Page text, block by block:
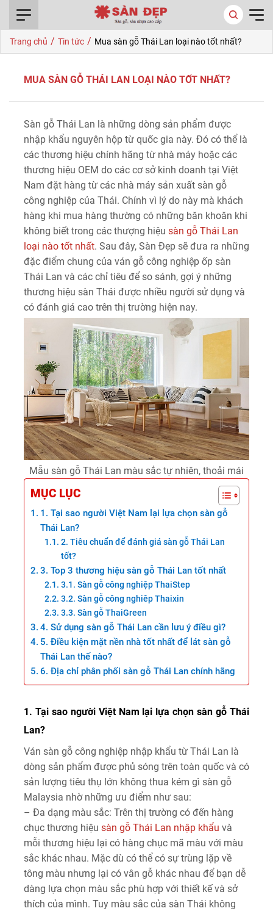
Trang chủ / Tin tức / Mua sàn gỗ Thái Lan loại nào tốt nhất?
MUA SÀN GỖ THÁI LAN LOẠI NÀO TỐT NHẤT?
Sàn gỗ Thái Lan là những dòng sản phẩm được
nhập khẩu nguyên hộp từ quốc gia này. Đó có thể là
các thương hiệu chính hãng từ nhà máy hoặc các
thương hiệu OEM do các cơ sở kinh doanh tại Việt
Nam đặt hàng từ các nhà máy sản xuất sàn gỗ
công nghiệp của Thái. Chính vì lý do này mà khách
hàng khi mua hàng thường có những băn khoăn khi
không biết trong các thượng hiệu sàn gỗ Thái Lan
loại nào tốt nhất. Sau đây, Sàn Đẹp sẽ đưa ra những
đặc điểm chung của ván gỗ công nghiệp ốp sàn
Thái Lan và các chỉ tiêu để so sánh, gợi ý những
thương hiệu sàn Thái được nhiều người sử dụng và
có đánh giá cao trên thị trường hiện nay.
Mẫu sàn gỗ Thái Lan màu sắc tự nhiên, thoải mái
MỤC LỤC
1. Tại sao người Việt Nam lại lựa chọn sàn gỗ
Thái Lan?
2. Tiêu chuẩn để đánh giá sàn gỗ Thái Lan
tốt?
3. Top 3 thương hiệu sàn gỗ Thái Lan tốt nhất
3.1. Sàn gỗ công nghiệp ThaiStep
3.2. Sàn gỗ công nghiêp Thaixin
3.3. Sàn gỗ ThaiGreen
4. Sử dụng sàn gỗ Thái Lan cần lưu ý điều gì?
5. Điều kiện mặt nền nhà tốt nhất để lát sàn gỗ
Thái Lan thế nào?
6. Địa chỉ phân phối sàn gỗ Thái Lan chính hãng
1. Tại sao người Việt Nam lại lựa chọn sàn gỗ Thái
Lan?
Ván sàn gỗ công nghiệp nhập khẩu từ Thái Lan là
dòng sản phẩm được phủ sóng trên toàn quốc và có
sản lượng tiêu thụ lớn không thua kém gì sàn gỗ
Malaysia nhờ những ưu điểm như sau:
– Đa dạng màu sắc: Trên thị trường có đến hàng
chục thương hiệu sàn gỗ Thái Lan nhập khẩu và
mỗi thương hiệu lại có hàng chục mã màu với màu
sắc khác nhau. Mặc dù có thể có sự trùng lặp về
tông màu nhưng lại có vân gỗ khác nhau để bạn dễ
dàng lựa chọn màu sắc phù hợp với thiết kế và sở
thích của mình. Tuy màu sắc của sàn Thái không